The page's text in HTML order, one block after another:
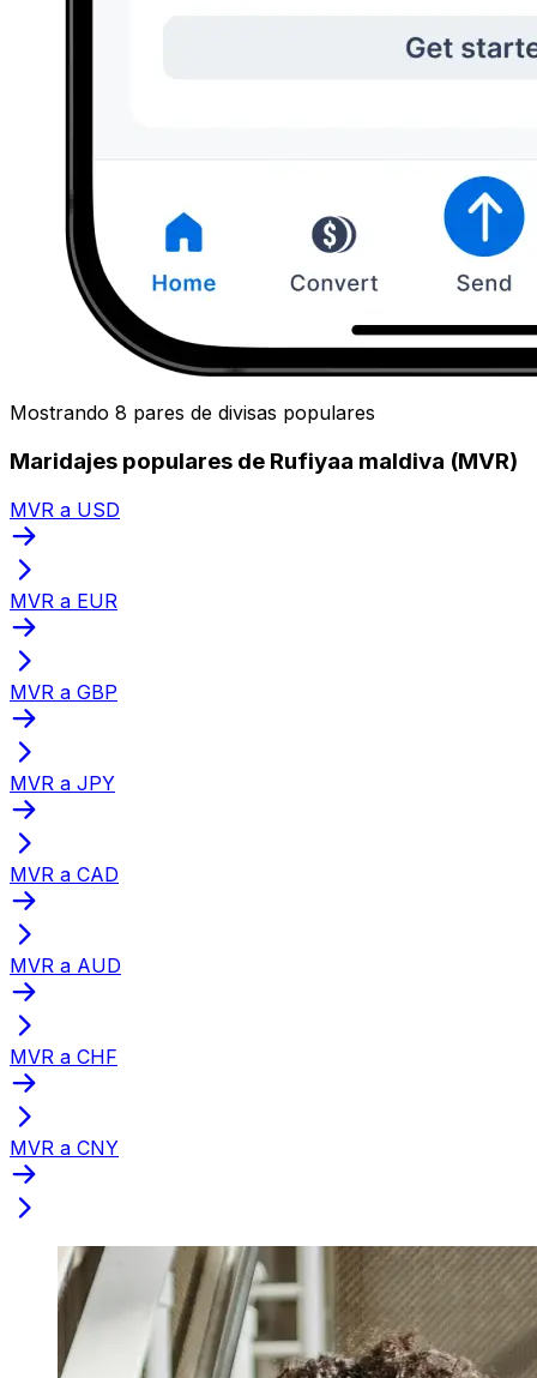
Mostrando 8 pares de divisas populares
Maridajes populares de Rufiyaa maldiva (MVR)
MVR a USD
MVR a EUR
MVR a GBP
MVR a JPY
MVR a CAD
MVR a AUD
MVR a CHF
MVR a CNY